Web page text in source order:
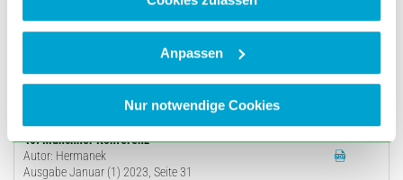
Anpassen
Nur notwendige Cookies
Ausgabe Januar (1) 2023, Seite 27
Die Bedeutung des Klimawandels in der
Allgemeinmedizin
Ausgabe Januar (1) 2023, Seite 28
40. Münchner Konferenz
Autor: Hermanek
Ausgabe Januar (1) 2023, Seite 31